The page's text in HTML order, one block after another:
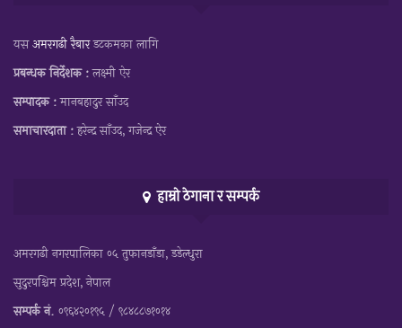
यसअमरगढी रैबारडटकमका लागि
प्रबन्धक निर्देशक :लक्ष्मी ऐर
सम्पादक :मानबहादुर साँउद
समाचारदाता :हरेन्द्र साँउद, गजेन्द्र ऐर
हाम्रो ठेगाना र सम्पर्क
अमरगढी नगरपालिका ०५ तुफानडाँडा, डडेल्धुरा
सुदुरपश्चिम प्रदेश, नेपाल
सम्पर्क नं. ०९६४२०१९५ / ९८४८८७१०१४